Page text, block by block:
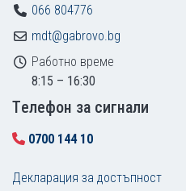
066 804776
mdt@gabrovo.bg
Работно време
8:15 – 16:30
Tелефон за сигнали
0700 144 10
Декларация за достъпност